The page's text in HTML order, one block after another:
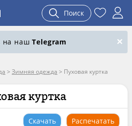
Поиск
на нашTelegram
> Зимняя одежда > Пуховая куртка
куртка
Скачать Распечатать